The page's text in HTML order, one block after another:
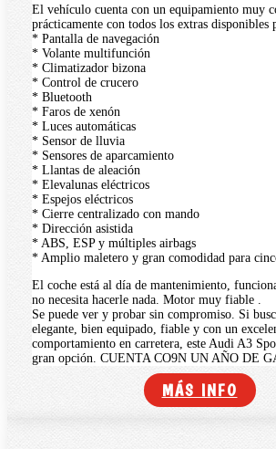
El vehículo cuenta con un equipamiento muy
prácticamente con todos los extras disponibles
* Pantalla de navegación
* Volante multifunción
* Climatizador bizona
* Control de crucero
* Bluetooth
* Faros de xenón
* Luces automáticas
* Sensor de lluvia
* Sensores de aparcamiento
* Llantas de aleación
* Elevalunas eléctricos
* Espejos eléctricos
* Cierre centralizado con mando
* Dirección asistida
* ABS, ESP y múltiples airbags
* Amplio maletero y gran comodidad para
El coche está al día de mantenimiento,
no necesita hacerle nada. Motor muy fiable .
Se puede ver y probar sin compromiso. Si
elegante, bien equipado, fiable y con un
comportamiento en carretera, este Audi A3
gran opción. CUENTA CO9N UN AÑO DE
MÁS INFO